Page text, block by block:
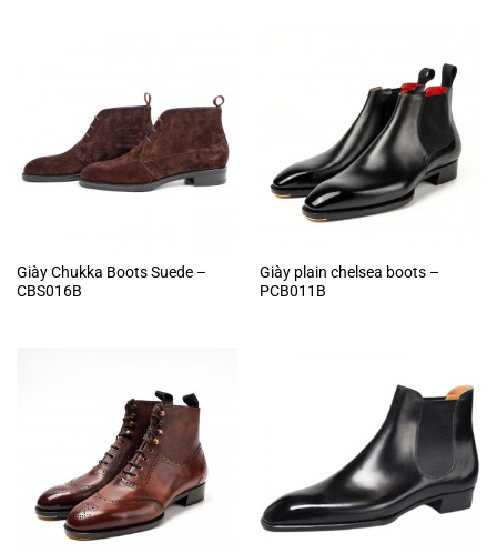
Giày Chukka Boots Suede –
CBS016B
Giày plain chelsea boots –
PCB011B